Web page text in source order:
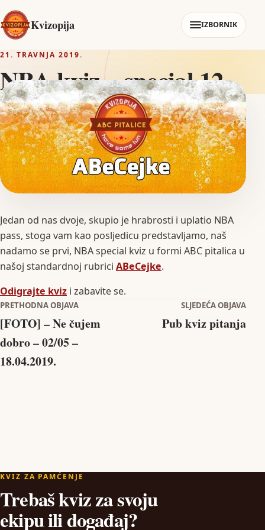
Kvizopija IZBORNIK
21. TRAVNJA 2019.
NBA kviz – special 12
Jedan od nas dvoje, skupio je hrabrosti i uplatio NBA
pass, stoga vam kao posljedicu predstavljamo, naš
nadamo se prvi, NBA special kviz u formi ABC pitalica u
našoj standardnoj rubrici ABeCejke.
Odigrajte kviz i zabavite se.
Navigacija objava
PRETHODNA OBJAVA
[FOTO] – Ne čujem
dobro – 02/05 –
18.04.2019.
SLJEDEĆA OBJAVA
Pub kviz pitanja
KVIZ ZA PAMĆENJE
Trebaš kviz za svoju
ekipu ili događaj?